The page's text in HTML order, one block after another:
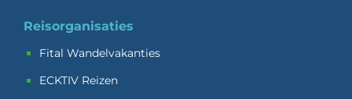
Reisorganisaties
Fital Wandelvakanties
ECKTIV Reizen